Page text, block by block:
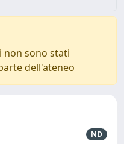
non sono stati
dell'ateneo
ND